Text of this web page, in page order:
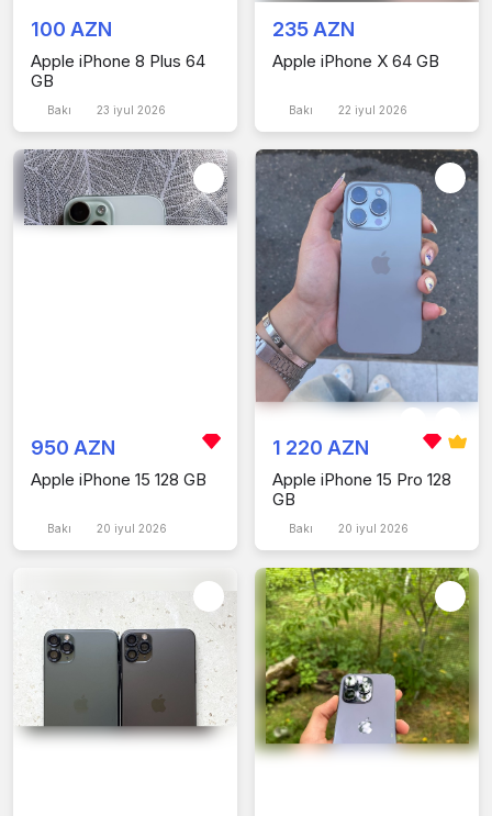
100 AZN
Apple iPhone 8 Plus 64
GB
Bakı 23 iyul 2026
235 AZN
Apple iPhone X 64 GB
Bakı 22 iyul 2026
950 AZN
Apple iPhone 15 128 GB
Bakı 20 iyul 2026
1 220 AZN
Apple iPhone 15 Pro 128
GB
Bakı 20 iyul 2026